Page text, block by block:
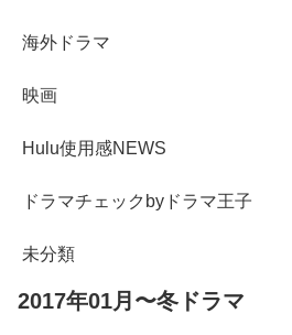
海外ドラマ
映画
Hulu使用感NEWS
ドラマチェックbyドラマ王子
未分類
2017年01月〜冬ドラマ